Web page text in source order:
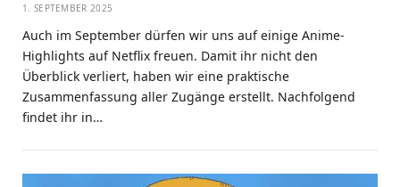
1. SEPTEMBER 2025
Auch im September dürfen wir uns auf einige Anime-
Highlights auf Netflix freuen. Damit ihr nicht den
Überblick verliert, haben wir eine praktische
Zusammenfassung aller Zugänge erstellt. Nachfolgend
findet ihr in…